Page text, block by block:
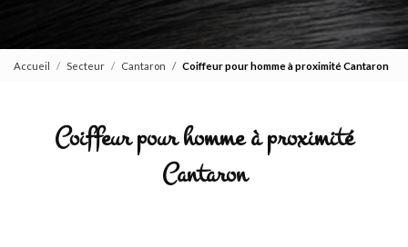
Accueil Secteur Cantaron Coiffeur pour homme à proximité Cantaron
Coiffeur pour homme à proximité
Cantaron